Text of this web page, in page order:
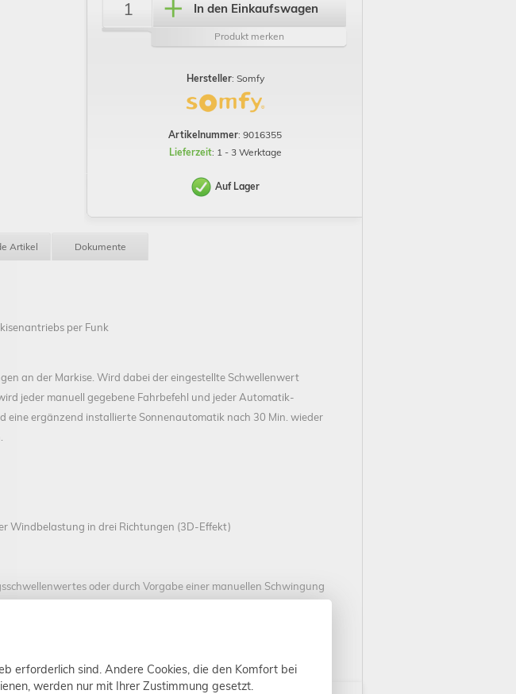
In den Einkaufswagen
Produkt merken
Hersteller: Somfy
Artikelnummer: 9016355
Lieferzeit: 1 - 3 Werktage
Auf Lager
Artikel Dokumente
per Funk
an der Markise. Wird dabei der eingestellte Schwellenwert
jeder manuell gegebene Fahrbefehl und jeder Automatik-
ergänzend installierte Sonnenautomatik nach 30 Min. wieder
Windbelastung in drei Richtungen (3D-Effekt)
oder durch Vorgabe einer manuellen Schwingung
erforderlich sind. Andere Cookies, die den Komfort bei
werden nur mit Ihrer Zustimmung gesetzt.